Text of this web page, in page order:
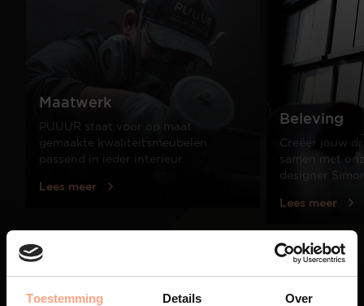
Toestemming Details Over
01
Maatwerk
PUUUR staat voor op maat
gemaakte kwaliteitsmeubelen
passend in ieder interieur.
Lees meer
Beleving
Creëer jouw
samen met
designer
Lees meer